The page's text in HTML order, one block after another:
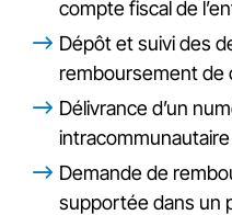
compte fiscal de
Dépôt et suivi des
remboursement de
Délivrance d’un
intracommunautaire
Demande de
supportée dans un